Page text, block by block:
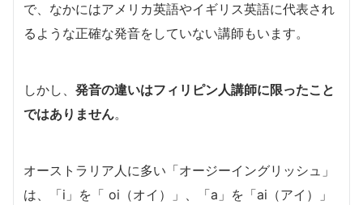
で、なかにはアメリカ英語やイギリス英語に代表され
るような正確な発音をしていない講師もいます。
しかし、 発音の違いはフィリピン人講師に限ったこと
ではありません。
オーストラリア人に多い「オージーイングリッシュ」
は、「i」を「 oi（オイ）」、「a」を「ai（アイ）」